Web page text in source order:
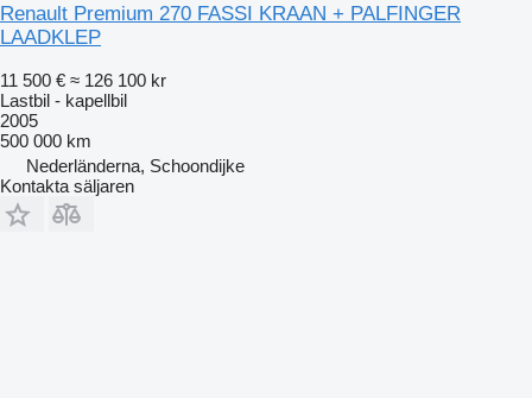
Renault Premium 270 FASSI KRAAN + PALFINGER
LAADKLEP
11 500 € ≈ 126 100 kr
Lastbil - kapellbil
2005
500 000 km
Nederländerna, Schoondijke
Kontakta säljaren